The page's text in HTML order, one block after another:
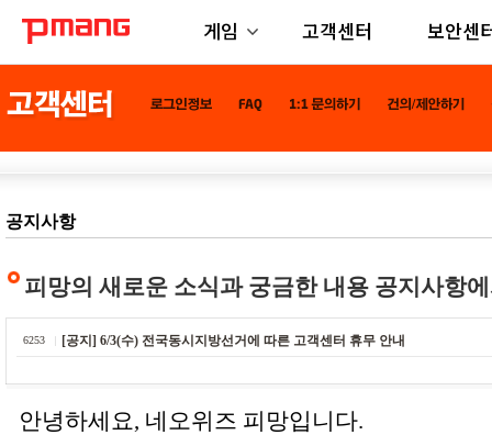
게임 고객센터 보안센
공지사항
피망의 새로운 소식과 궁금한 내용 공지사항
6253 [공지] 6/3(수) 전국동시지방선거에 따른 고객센터 휴무 안내
안녕하세요, 네오위즈 피망입니다.